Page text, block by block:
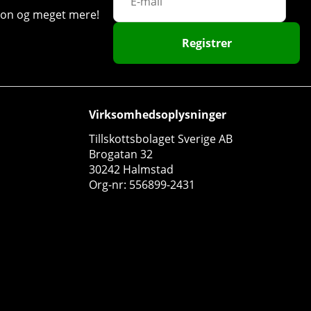
24
og meget mere!
Registrer
Virksomhedsoplysninger
Tillskottsbolaget Sverige AB
Brogatan 32
30242 Halmstad
Org-nr: 556899-2431